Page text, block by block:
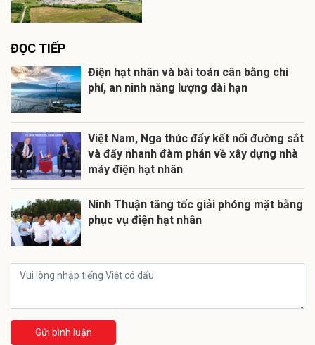
ĐỌC TIẾP
Điện hạt nhân và bài toán cân bằng chi
phí, an ninh năng lượng dài hạn
Việt Nam, Nga thúc đẩy kết nối đường sắt
và đẩy nhanh đàm phán về xây dựng nhà
máy điện hạt nhân
Ninh Thuận tăng tốc giải phóng mặt bằng
phục vụ điện hạt nhân
Gửi bình luận